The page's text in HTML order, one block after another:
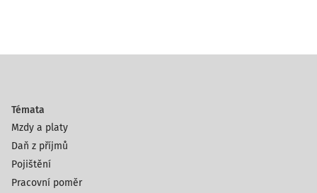
Témata
Mzdy a platy
Daň z příjmů
Pojištění
Pracovní poměr